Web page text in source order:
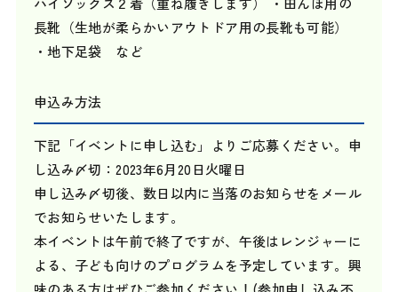
長靴（生地が柔らかいアウトドア用の長靴も可能）
・地下足袋 など
申込み方法
下記「イベントに申し込む」よりご応募ください。申
し込み〆切：2023年6月20日火曜日
申し込み〆切後、数日以内に当落のお知らせをメール
でお知らせいたします。
本イベントは午前で終了ですが、午後はレンジャーに
よる、子ども向けのプログラムを予定しています。興